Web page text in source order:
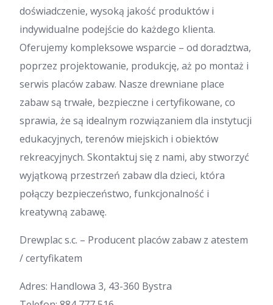
doświadczenie, wysoką jakość produktów i
indywidualne podejście do każdego klienta.
Oferujemy kompleksowe wsparcie – od doradztwa,
poprzez projektowanie, produkcję, aż po montaż i
serwis placów zabaw. Nasze drewniane place
zabaw są trwałe, bezpieczne i certyfikowane, co
sprawia, że są idealnym rozwiązaniem dla instytucji
edukacyjnych, terenów miejskich i obiektów
rekreacyjnych. Skontaktuj się z nami, aby stworzyć
wyjątkową przestrzeń zabaw dla dzieci, która
połączy bezpieczeństwo, funkcjonalność i
kreatywną zabawę.
Drewplac s.c. – Producent placów zabaw z atestem
/ certyfikatem
Adres: Handlowa 3, 43-360 Bystra